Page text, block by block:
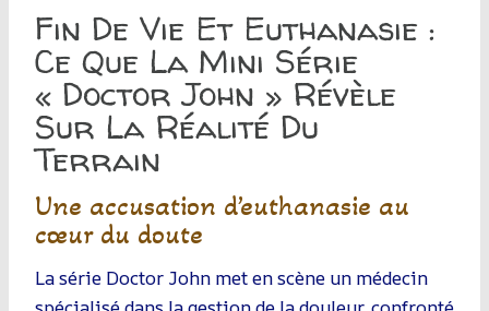
Fin De Vie Et Euthanasie :
Ce Que La Mini Série
« Doctor John » Révèle
Sur La Réalité Du
Terrain
Une accusation d’euthanasie au
cœur du doute
La série Doctor John met en scène un médecin